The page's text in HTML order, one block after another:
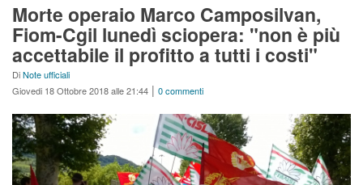
Morte operaio Marco Camposilvan,
Fiom-Cgil lunedì sciopera: "non è più
accettabile il profitto a tutti i costi"
DiNote ufficiali
Giovedi 18 Ottobre 2018 alle 21:44 | 0 commenti